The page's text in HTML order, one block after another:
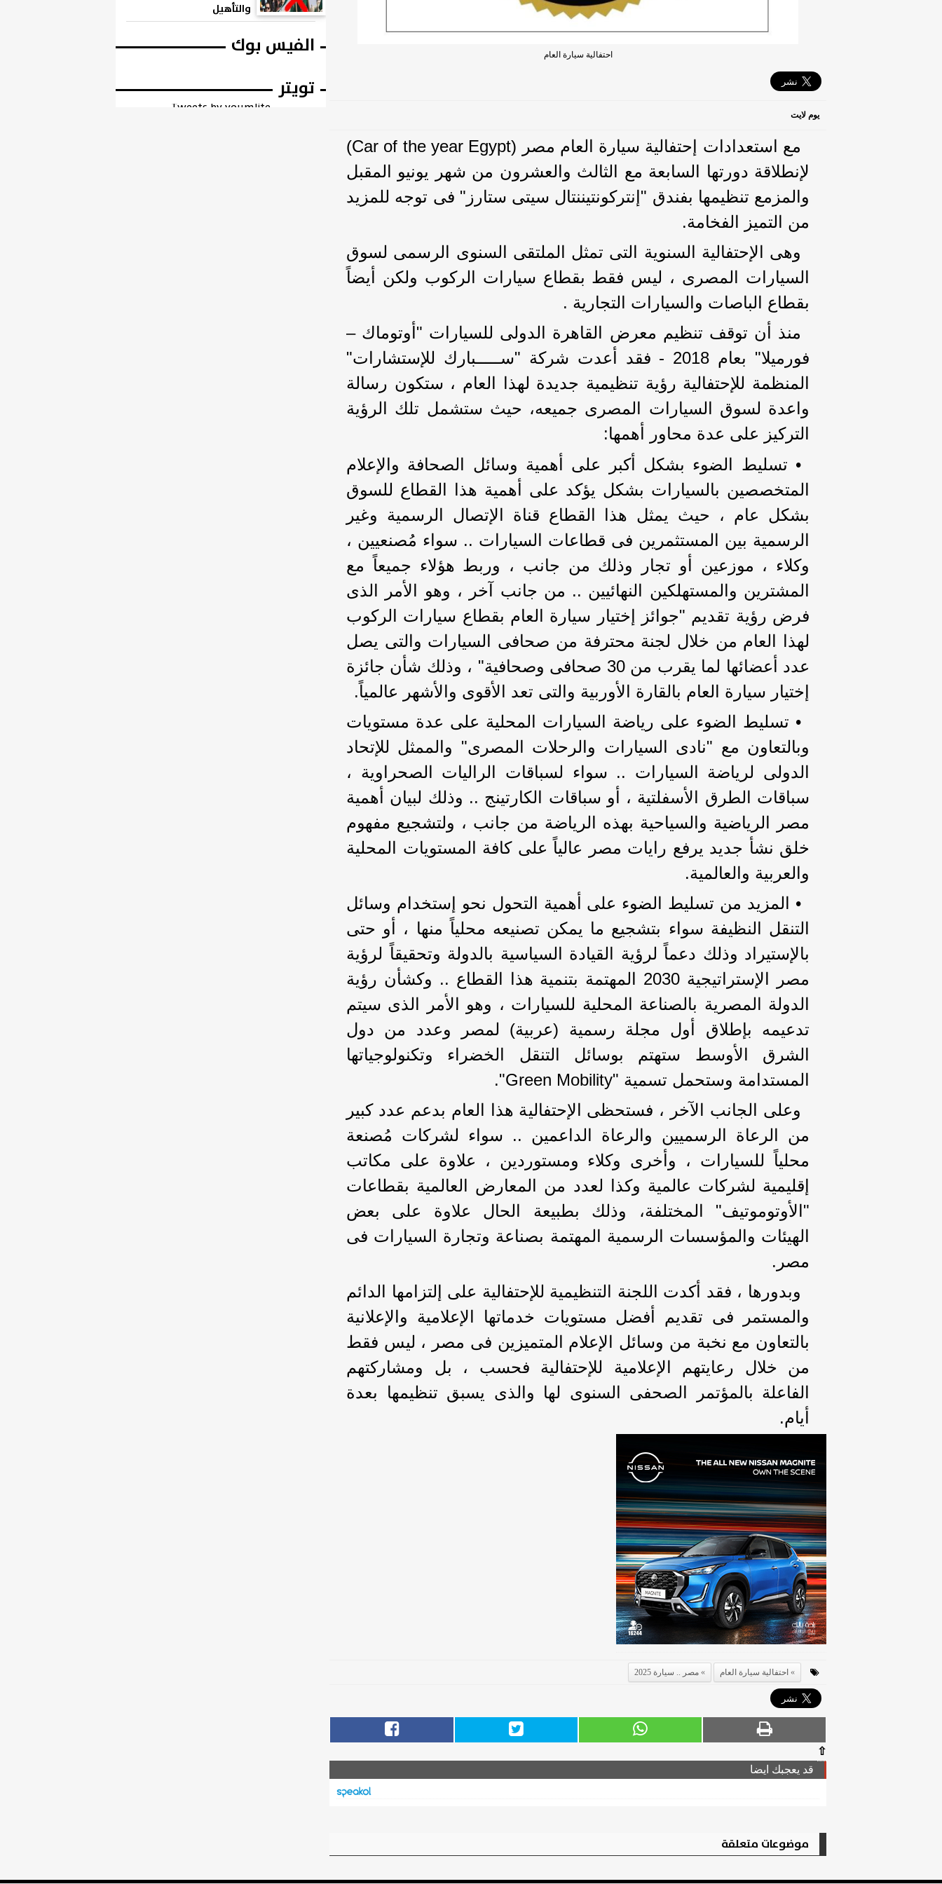
والتأهيل
الفيس بوك
تويتر
Tweets by youmlite
احتفالية سيارة العام
يوم لايت
مع استعدادات إحتفالية سيارة العام مصر (Car of the year Egypt)
لإنطلاقة دورتها السابعة مع الثالث والعشرون من شهر يونيو المقبل
والمزمع تنظيمها بفندق "إنتركونتيننتال سيتى ستارز" فى توجه للمزيد
من التميز الفخامة.
وهى الإحتفالية السنوية التى تمثل الملتقى السنوى الرسمى لسوق
السيارات المصرى ، ليس فقط بقطاع سيارات الركوب ولكن أيضاً
بقطاع الباصات والسيارات التجارية .
منذ أن توقف تنظيم معرض القاهرة الدولى للسيارات "أوتوماك –
فورميلا" بعام 2018 - فقد أعدت شركة "ســـــبارك للإستشارات"
المنظمة للإحتفالية رؤية تنظيمية جديدة لهذا العام ، ستكون رسالة
واعدة لسوق السيارات المصرى جميعه، حيث ستشمل تلك الرؤية
التركيز على عدة محاور أهمها:
• تسليط الضوء بشكل أكبر على أهمية وسائل الصحافة والإعلام
المتخصصين بالسيارات بشكل يؤكد على أهمية هذا القطاع للسوق
بشكل عام ، حيث يمثل هذا القطاع قناة الإتصال الرسمية وغير
الرسمية بين المستثمرين فى قطاعات السيارات .. سواء مُصنعيين ،
وكلاء ، موزعين أو تجار وذلك من جانب ، وربط هؤلاء جميعاً مع
المشترين والمستهلكين النهائيين .. من جانب آخر ، وهو الأمر الذى
فرض رؤية تقديم "جوائز إختيار سيارة العام بقطاع سيارات الركوب
لهذا العام من خلال لجنة محترفة من صحافى السيارات والتى يصل
عدد أعضائها لما يقرب من 30 صحافى وصحافية" ، وذلك شأن جائزة
إختيار سيارة العام بالقارة الأوربية والتى تعد الأقوى والأشهر عالمياً.
• تسليط الضوء على رياضة السيارات المحلية على عدة مستويات
وبالتعاون مع "نادى السيارات والرحلات المصرى" والممثل للإتحاد
الدولى لرياضة السيارات .. سواء لسباقات الراليات الصحراوية ،
سباقات الطرق الأسفلتية ، أو سباقات الكارتينج .. وذلك لبيان أهمية
مصر الرياضية والسياحية بهذه الرياضة من جانب ، ولتشجيع مفهوم
خلق نشأ جديد يرفع رايات مصر عالياً على كافة المستويات المحلية
والعربية والعالمية.
• المزيد من تسليط الضوء على أهمية التحول نحو إستخدام وسائل
التنقل النظيفة سواء بتشجيع ما يمكن تصنيعه محلياً منها ، أو حتى
بالإستيراد وذلك دعماً لرؤية القيادة السياسية بالدولة وتحقيقاً لرؤية
مصر الإستراتيجية 2030 المهتمة بتنمية هذا القطاع .. وكشأن رؤية
الدولة المصرية بالصناعة المحلية للسيارات ، وهو الأمر الذى سيتم
تدعيمه بإطلاق أول مجلة رسمية (عربية) لمصر وعدد من دول
الشرق الأوسط ستهتم بوسائل التنقل الخضراء وتكنولوجياتها
المستدامة وستحمل تسمية "Green Mobility".
وعلى الجانب الآخر ، فستحظى الإحتفالية هذا العام بدعم عدد كبير
من الرعاة الرسميين والرعاة الداعمين .. سواء لشركات مُصنعة
محلياً للسيارات ، وأخرى وكلاء ومستوردين ، علاوة على مكاتب
إقليمية لشركات عالمية وكذا لعدد من المعارض العالمية بقطاعات
"الأوتوموتيف" المختلفة، وذلك بطبيعة الحال علاوة على بعض
الهيئات والمؤسسات الرسمية المهتمة بصناعة وتجارة السيارات فى
مصر.
وبدورها ، فقد أكدت اللجنة التنظيمية للإحتفالية على إلتزامها الدائم
والمستمر فى تقديم أفضل مستويات خدماتها الإعلامية والإعلانية
بالتعاون مع نخبة من وسائل الإعلام المتميزين فى مصر ، ليس فقط
من خلال رعايتهم الإعلامية للإحتفالية فحسب ، بل ومشاركتهم
الفاعلة بالمؤتمر الصحفى السنوى لها والذى يسبق تنظيمها بعدة
أيام.
احتفالية سيارة العام مصر .. سيارة 2025
⇧
قد يعجبك ايضا
موضوعات متعلقة